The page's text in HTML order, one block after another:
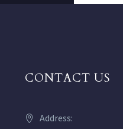
CONTACT US
Address: